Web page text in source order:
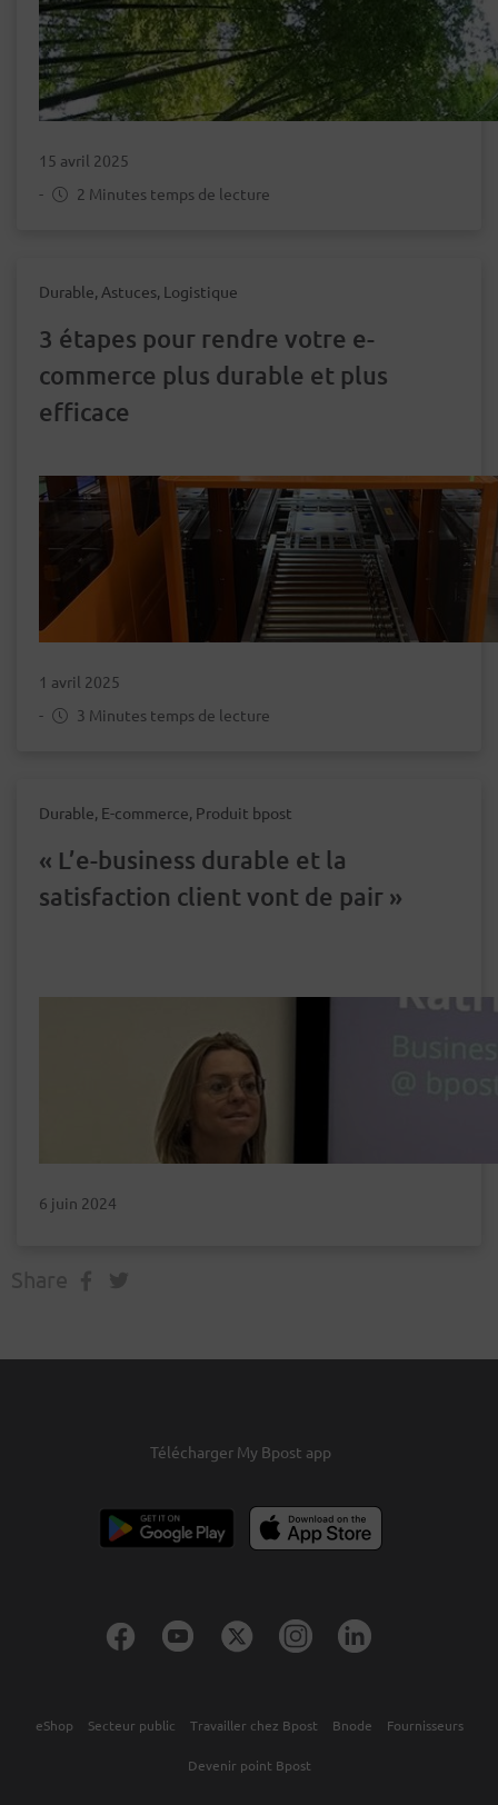
15 avril 2025
-
2 Minutes temps de lecture
Durable, Astuces, Logistique
3 étapes pour rendre votre e-
commerce plus durable et plus
efficace
1 avril 2025
-
3 Minutes temps de lecture
Durable, E-commerce, Produit bpost
« L’e-business durable et la
satisfaction client vont de pair »
6 juin 2024
Télécharger My Bpost app
eShop Secteur public Travailler chez Bpost Bnode Fournisseurs
Devenir point Bpost